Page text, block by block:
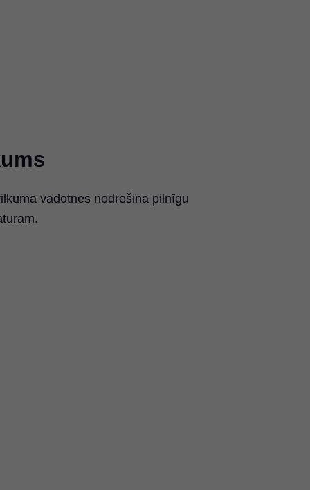
vadotnes nodrošina pilnīgu